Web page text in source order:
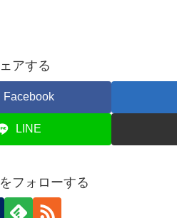
アする
Facebook
LINE
フォローする